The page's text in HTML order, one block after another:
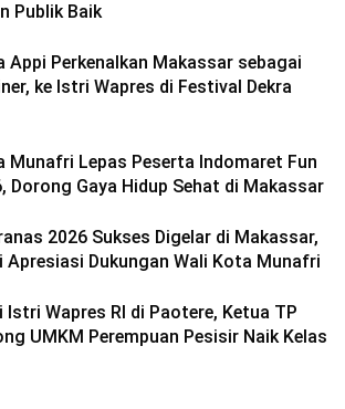
Publik Baik
Appi Perkenalkan Makassar sebagai
ke Istri Wapres di Festival Dekra
Munafri Lepas Peserta Indomaret Fun
Dorong Gaya Hidup Sehat di Makassar
2026 Sukses Digelar di Makassar,
Apresiasi Dukungan Wali Kota Munafri
Istri Wapres RI di Paotere, Ketua TP
UMKM Perempuan Pesisir Naik Kelas